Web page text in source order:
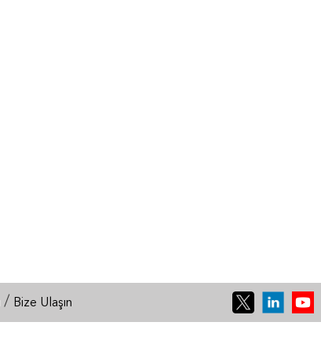
/ Bize Ulaşın